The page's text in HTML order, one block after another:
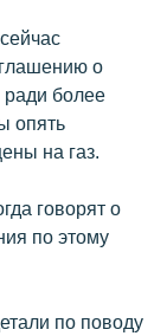
о
ради более
опять
на газ.
говорят о
по этому
по поводу